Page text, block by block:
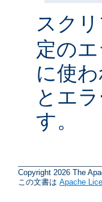
スク
定の
に使
とエ
す。
Copyright 2026 The
この文書は Apache